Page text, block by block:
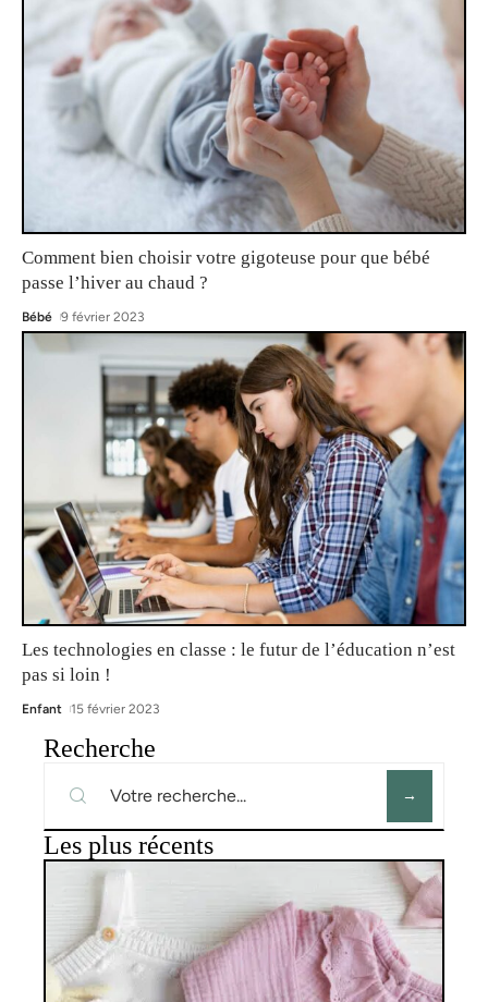
Comment bien choisir votre gigoteuse pour que bébé
passe l’hiver au chaud ?
Bébé 9 février 2023
Les technologies en classe : le futur de l’éducation n’est
pas si loin !
Enfant 15 février 2023
Recherche
Les plus récents